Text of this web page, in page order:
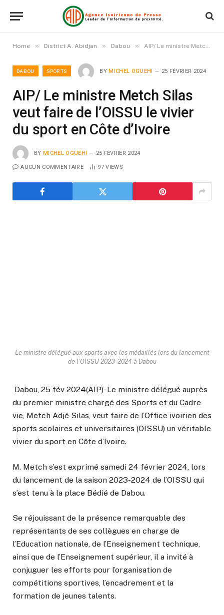
Home » District A. Abidjan » Dabou » AIP/ Le ministre Metch Silas veut faire de l’OISSU le vivier du sport en Côte d’Ivoire
DABOU SPORTS BY MICHEL OGUEHI 25 FÉVRIER 2024
AIP/ Le ministre Metch Silas
veut faire de l’OISSU le vivier
du sport en Côte d’Ivoire
BY MICHEL OGUEHI 25 FÉVRIER 2024
AUCUN COMMENTAIRE 97VIEWS
Le ministre délégué aux sports avec les médaillés lors du lancement
de l’OISSU 2023-2024 à Dabou
Dabou, 25 fév 2024(AIP)- Le ministre délégué auprès
du premier ministre chargé des Sports et du Cadre
vie, Metch Adjé Silas, veut faire de l’Office ivoirien des
sports scolaires et universitaires (OISSU) un véritable
vivier du sport en Côte d’Ivoire.
M. Metch s’est exprimé samedi 24 février 2024, lors
du lancement de la saison 2023-2024 de l’OISSU qui
s’est tenu à la place Bédié de Dabou.
Se réjouissant de la présence remarquable des
représentants de ses collègues en charge de
l’Education nationale, de l’Enseignement technique,
ainsi que de l’Enseignement supérieur, il a invité à
conjuguer les efforts pour l’organisation de
compétitions sportives, l’encadrement et la
formation de jeunes talents.